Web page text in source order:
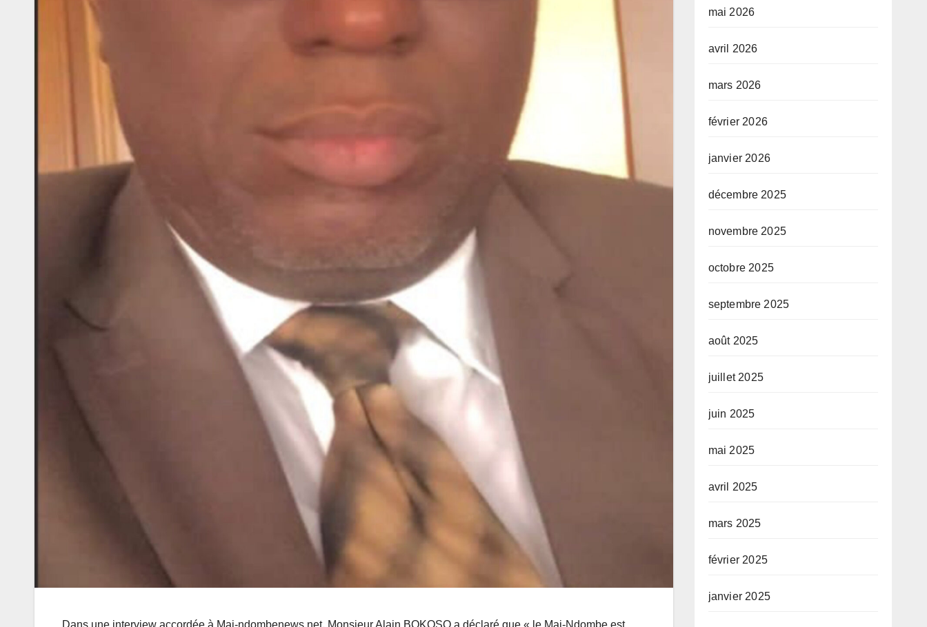
Dans une interview accordée à Mai-ndombenews.net, Monsieur Alain BOKOSO a déclaré que « le Mai-Ndombe est
mai 2026
avril 2026
mars 2026
février 2026
janvier 2026
décembre 2025
novembre 2025
octobre 2025
septembre 2025
août 2025
juillet 2025
juin 2025
mai 2025
avril 2025
mars 2025
février 2025
janvier 2025